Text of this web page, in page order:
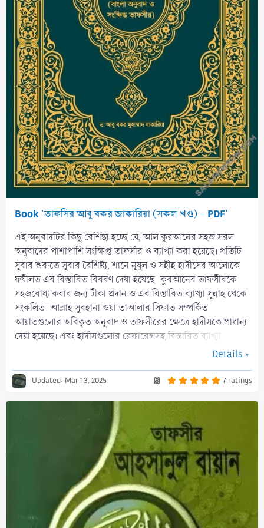
Book 'তাফসির আবু বকর জাকারিয়া (সকল খণ্ড) - PDF'
এই অনুবাদটির কিছু বৈশিষ্ট্য হচ্ছে যে, আল কুরআনের সহজ সরল
অনুবাদের পাশাপাশি সংক্ষিপ্ত তাফসীর ও ব্যাখ্যা করা হয়েছে। প্রতিটি
সূরার শুরুতে সূরার বৈশিষ্ট্য, শানে নূযুল ও সহীহ হাদীসের আলোকে
ফযীলত এর বিস্তারিত বিবরণ দেয়া হয়েছে। কুরআনের তাফসীরকে
সহজবোধ্য করার জন্য টীকা প্রদান ও এর বিস্তারিত ব্যাখ্যা সুন্নাহ থেকে
সংকলিত। আল্লাহ সুবহানা ওয়া তাআলার সিফাত সম্পর্কিত
আয়াতগুলোর অবিকৃত অনুবাদ ও তাফসীরের ক্ষেত্রে হাদীসকে প্রাধান্য
দেয়া হয়েছে। এবং হাদীসগুলোর রেফারেন্সসহ বিস্তারিত ব্যাখ্যা
Details »
Updated: Mar 13, 2025 5
0
s
)
7 ratings